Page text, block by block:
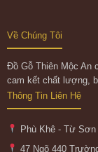
Về Chúng Tôi
Đồ Gỗ Thiên Mộc An
cam kết chất lượng,
Thông Tin Liên Hệ
Phù Khê - Từ Sơn
47 Ngõ 440